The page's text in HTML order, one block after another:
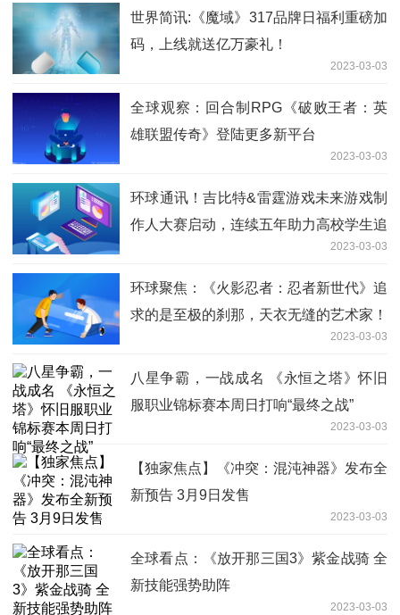
世界简讯:《魔域》317品牌日福利重磅加
码，上线就送亿万豪礼！
2023-03-03
全球观察：回合制RPG《破败王者：英
雄联盟传奇》登陆更多新平台
2023-03-03
环球通讯！吉比特&雷霆游戏未来游戏制
作人大赛启动，连续五年助力高校学生追
2023-03-03
环球聚焦：《火影忍者：忍者新世代》追
求的是至极的刹那，天衣无缝的艺术家！
2023-03-03
八星争霸，一战成名 《永恒之塔》怀旧
服职业锦标赛本周日打响“最终之战”
2023-03-03
【独家焦点】《冲突：混沌神器》发布全
新预告 3月9日发售
2023-03-03
全球看点：《放开那三国3》紫金战骑 全
新技能强势助阵
2023-03-03